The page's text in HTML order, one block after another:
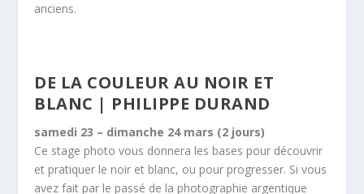
anciens.
DE LA COULEUR AU NOIR ET
BLANC | PHILIPPE DURAND
samedi 23 – dimanche 24 mars (2 jours)
Ce stage photo vous donnera les bases pour découvrir
et pratiquer le noir et blanc, ou pour progresser. Si vous
avez fait par le passé de la photographie argentique